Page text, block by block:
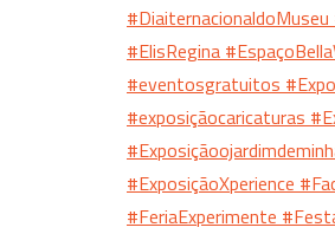
#DiaiternacionaldoMuseu
#ElisRegina
#eventosgratuitos
#exposiçãocaricaturas
#ExposiçãoXperience
#FeriaExperimente